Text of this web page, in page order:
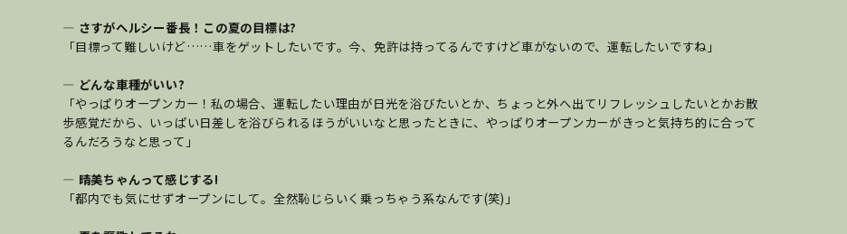
― さすがヘルシー番長！この夏の目標は?
「目標って難しいけど……車をゲットしたいです。今、免許は持ってるんですけど車がないので、運転したいですね」
― どんな車種がいい?
「やっぱりオープンカー！私の場合、運転したい理由が日光を浴びたいとか、ちょっと外へ出てリフレッシュしたいとかお散
歩感覚だから、いっぱい日差しを浴びられるほうがいいなと思ったときに、やっぱりオープンカーがきっと気持ち的に合って
るんだろうなと思って」
― 晴美ちゃんって感じする!
「都内でも気にせずオープンにして。全然恥じらいく乗っちゃう系なんです(笑)」